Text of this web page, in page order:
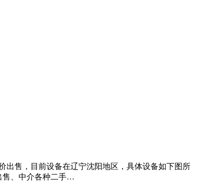
出售，目前设备在辽宁沈阳地区，具体设备如下图所
售、中介各种二手…